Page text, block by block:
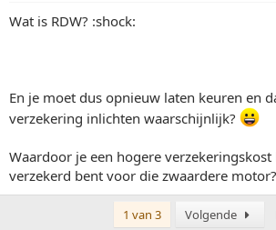
Wat is RDW? :shock:
En je moet dus opnieuw laten keuren en
verzekering inlichten waarschijnlijk?
Waardoor je een hogere
verzekerd bent voor die zwaardere
1 van 3 Volgende